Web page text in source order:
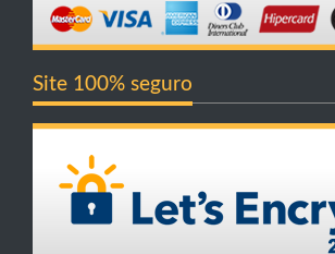
Site 100% seguro